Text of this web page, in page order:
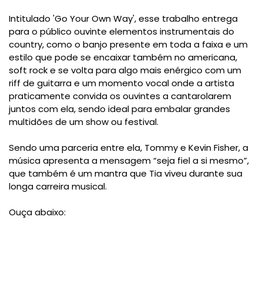
Intitulado 'Go Your Own Way', esse trabalho entrega
para o público ouvinte elementos instrumentais do
country, como o banjo presente em toda a faixa e um
estilo que pode se encaixar também no americana,
soft rock e se volta para algo mais enérgico com um
riff de guitarra e um momento vocal onde a artista
praticamente convida os ouvintes a cantarolarem
juntos com ela, sendo ideal para embalar grandes
multidões de um show ou festival.
Sendo uma parceria entre ela, Tommy e Kevin Fisher, a
música apresenta a mensagem “seja fiel a si mesmo”,
que também é um mantra que Tia viveu durante sua
longa carreira musical.
Ouça abaixo: